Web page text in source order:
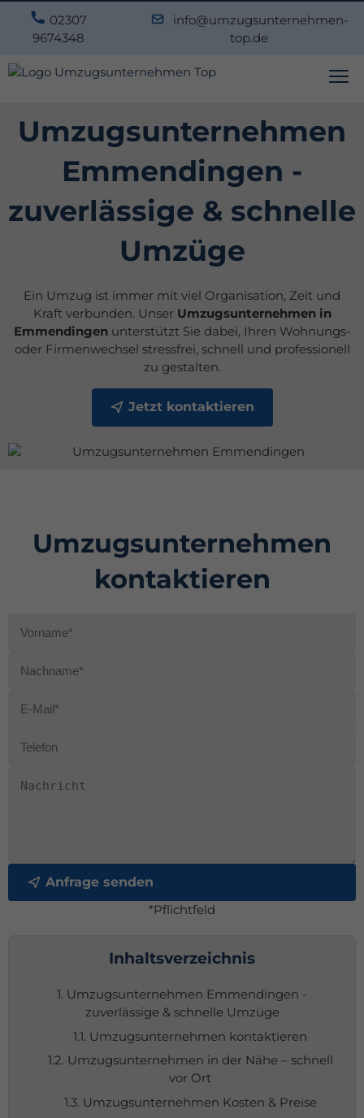
02307
9674348
info@umzugsunternehmen-
top.de
Umzugsunternehmen
Emmendingen -
zuverlässige & schnelle
Umzüge
Ein Umzug ist immer mit viel Organisation, Zeit und
Kraft verbunden. Unser Umzugsunternehmen in
Emmendingenunterstützt Sie dabei, Ihren Wohnungs-
oder Firmenwechsel stressfrei, schnell und professionell
zu gestalten.
Jetzt kontaktieren
Umzugsunternehmen
kontaktieren
Anfrage senden
*Pflichtfeld
Inhaltsverzeichnis
1. Umzugsunternehmen Emmendingen -
zuverlässige & schnelle Umzüge
1.1. Umzugsunternehmen kontaktieren
1.2. Umzugsunternehmen in der Nähe – schnell
vor Ort
1.3. Umzugsunternehmen Kosten & Preise